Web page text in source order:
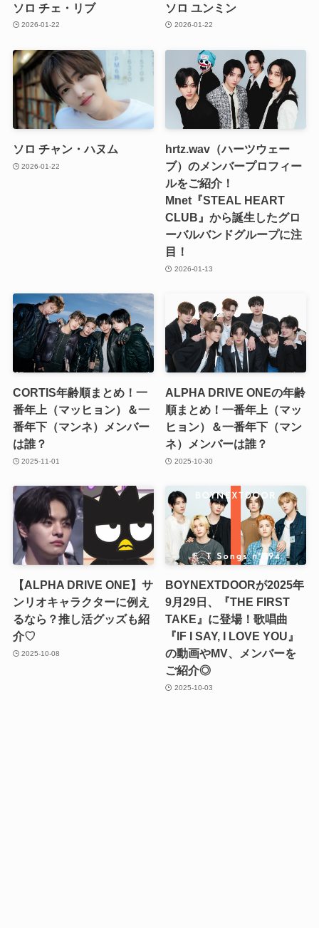
ソロ チェ・リブ
2026-01-22
ソロ ユンミン
2026-01-22
ソロ チャン・ハヌム
2026-01-22
hrtz.wav（ハーツウェー
ブ）のメンバープロフィー
ルをご紹介！
Mnet『STEAL HEART
CLUB』から誕生したグロ
ーバルバンドグループに注
目！
2026-01-13
CORTIS年齢順まとめ！一
番年上（マッヒョン）＆一
番年下（マンネ）メンバー
は誰？
2025-11-01
ALPHA DRIVE ONEの年齢
順まとめ！一番年上（マッ
ヒョン）＆一番年下（マン
ネ）メンバーは誰？
2025-10-30
【ALPHA DRIVE ONE】サ
ンリオキャラクターに例え
るなら？推し活グッズも紹
介♡
2025-10-08
BOYNEXTDOORが2025年
9月29日、『THE FIRST
TAKE』に登場！歌唱曲
『IF I SAY, I LOVE YOU』
の動画やMV、メンバーを
ご紹介◎
2025-10-03